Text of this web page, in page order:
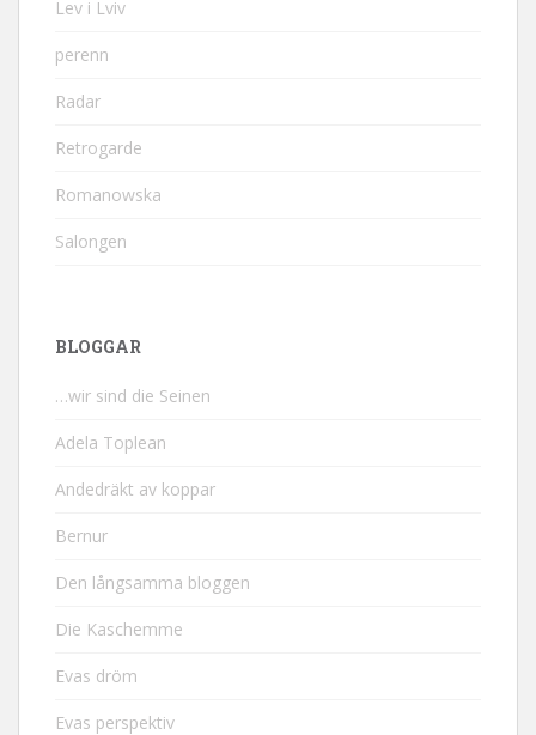
Lev i Lviv
perenn
Radar
Retrogarde
Romanowska
Salongen
BLOGGAR
…wir sind die Seinen
Adela Toplean
Andedräkt av koppar
Bernur
Den långsamma bloggen
Die Kaschemme
Evas dröm
Evas perspektiv